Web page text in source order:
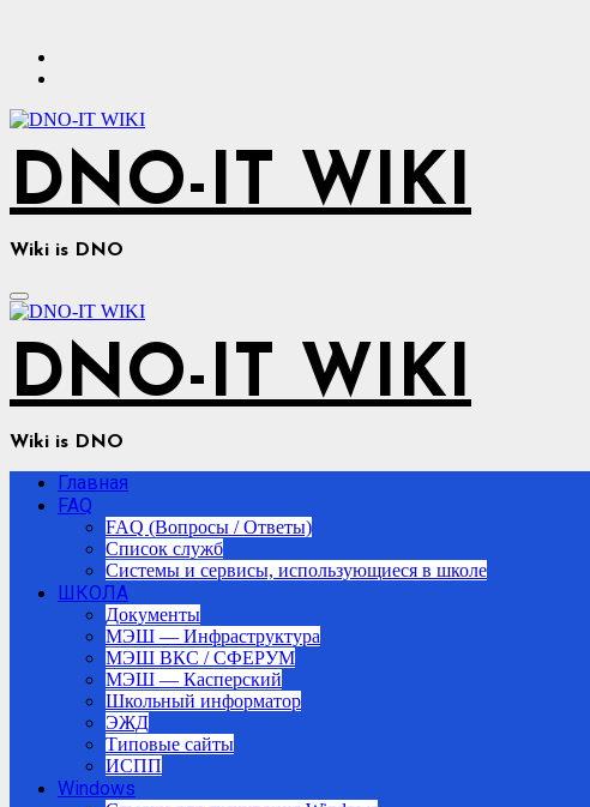
содержимому
DNO-IT WIKI
Wiki is DNO
DNO-IT WIKI
Wiki is DNO
Главная
FAQ
FAQ (Вопросы / Ответы)
Список служб
Системы и сервисы, использующиеся в школе
ШКОЛА
Документы
МЭШ — Инфраструктура
МЭШ ВКС / СФЕРУМ
МЭШ — Касперский
Школьный информатор
ЭЖД
Типовые сайты
ИСПП
Windows